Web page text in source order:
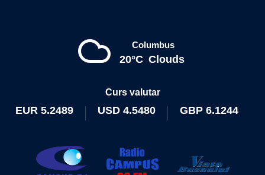
Columbus
20°C Clouds
Curs valutar
EUR 5.2489 USD 4.5480 GBP 6.1244